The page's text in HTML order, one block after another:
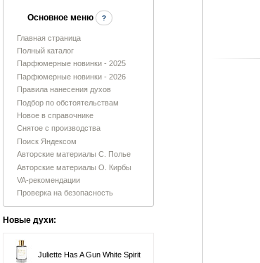
Основное меню ?
Главная страница
Полный каталог
Парфюмерные новинки - 2025
Парфюмерные новинки - 2026
Правила нанесения духов
Подбор по обстоятельствам
Новое в справочнике
Снятое с производства
Поиск Яндексом
Авторские материалы С. Полье
Авторские материалы О. Кирбы
VA-рекомендации
Проверка на безопасность
Новые духи:
Juliette Has A Gun White Spirit